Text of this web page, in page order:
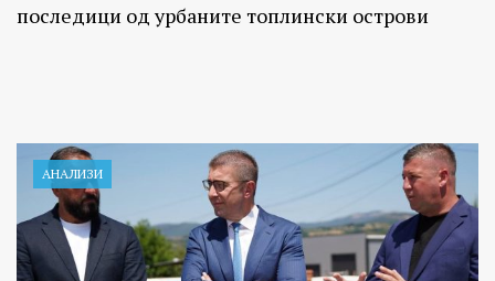
последици од урбаните топлински острови
АНАЛИЗИ